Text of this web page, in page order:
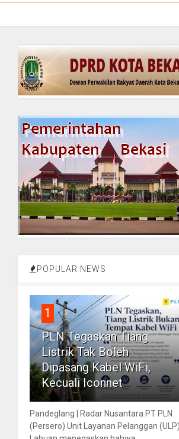
POPULAR NEWS
1
PLN Tegaskan Tiang
Listrik Tak Boleh
Dipasang Kabel WiFi,
Kecuali Iconnet
Pandeglang | Radar Nusantara PT PLN
(Persero) Unit Layanan Pelanggan (ULP)